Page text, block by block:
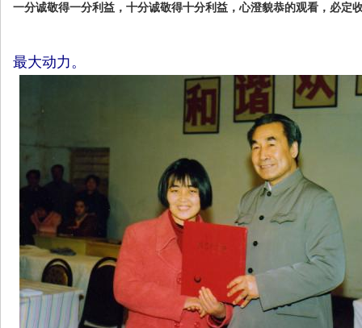
一分诚敬得一分利益，十分诚敬得十分利益，心澄貌恭的观看，必定
最大动力。